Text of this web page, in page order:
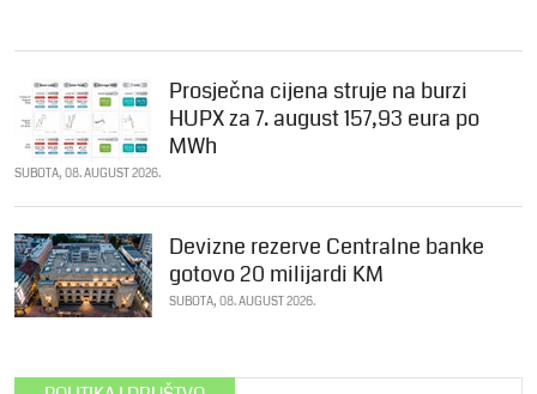
Prosječna cijena struje na burzi
HUPX za 7. august 157,93 eura po
MWh
SUBOTA, 08. AUGUST 2026.
Devizne rezerve Centralne banke
gotovo 20 milijardi KM
SUBOTA, 08. AUGUST 2026.